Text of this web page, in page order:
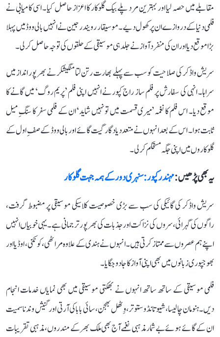
مقابلے میں حصہ لیا اور بہترین مرد پلے بیک گلوکار کا اعزاز حاصل کیا۔ اسی کامیابی نے
فلمی دنیا کے دروازے ان پر کھول دیے۔ موسیقار رویندر جین نے انہیں بالی ووڈ میں پہلا
بڑا موقع دیا اور ان کی منفرد آواز نے جلد ہی موسیقی کے حلقوں کی توجہ حاصل کر لی۔
سریش واڈکر کی صلاحیت کو سب سے پہلے بھارت رتن لتا منگیشکر نے بھرپور انداز میں
سراہا۔ انہی کی سفارش پر فلم ساز راج کپور نے انہیں اپنی فلم ’پریم روگ‘ میں گانے کا
موقع دیا۔ اس فلم کا نغمہ ’میری قسمت میں تو نہیں شاید‘ ان کے فلمی سفر کا سنگِ میل
ثابت ہوا۔ اس کے بعد انہوں نے متعدد یادگار گیت گائے اور بالی ووڈ کے صفِ اول کے
گلوکاروں میں اپنی جگہ مستحکم کر لی۔
یہ بھی پڑھیں :مہندر کپور: سنہری دور کے ہمہ جہت گلوکار
سریش واڈکر کی گائیکی کی سب سے بڑی خصوصیت کلاسیکی موسیقی پر مضبوط گرفت،
راگوں کی گہرائی، سروں کی نزاکت اور جذبات کی بھرپور ترجمانی ہے۔ یہی خوبیاں انہیں
اپنے ہم عصروں سے ممتاز کرتی ہیں۔ انہوں نے ہندی کے علاوہ مراٹھی، کونکنی، اوڈیا اور
بھوجپوری زبانوں میں بھی اپنی آواز کا جادو جگایا۔
فلمی موسیقی کے ساتھ ساتھ انہوں نے بھکتی موسیقی میں بھی نمایاں خدمات انجام
دیں۔ ہنومان چالیسا، شیو تانڈو ستوتر، وِٹھل بھجن، سائی بابا کی آرتی اور گنیش وندنا سمیت
ان کے گائے ہوئے بے شمار مذہبی نغمے آج بھی ملک بھر کے مندروں، مذہبی تقریبات